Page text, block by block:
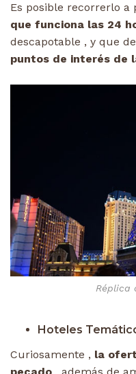
Es posible recorrerlo a
que funciona las 24
descapotable , y que
puntos de interés de
Réplica
Hoteles
Curiosamente , la